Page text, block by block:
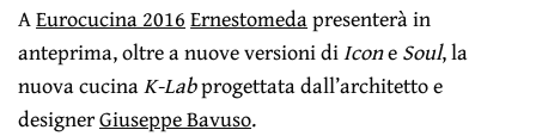
AEurocucina 2016Ernestomedapresenterà in
anteprima, oltre a nuove versioni diIconeSoul, la
nuova cucinaK-Labprogettata dall’architetto e
designerGiuseppe Bavuso.